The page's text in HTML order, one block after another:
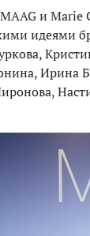
MAAG и
идеями
Ирина